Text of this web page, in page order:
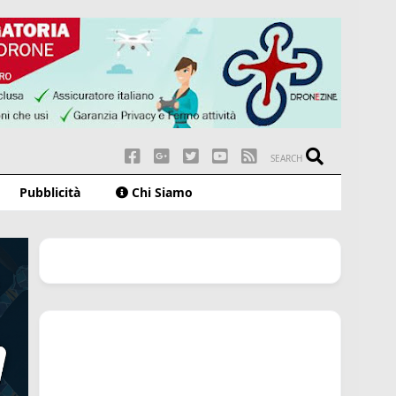
SEARCH
Pubblicità Chi Siamo